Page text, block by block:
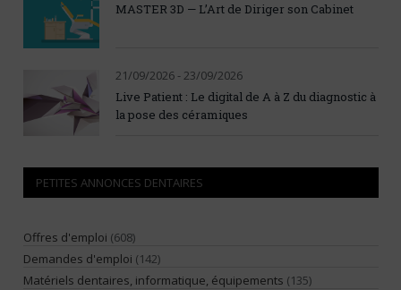
MASTER 3D — L’Art de Diriger son Cabinet
21/09/2026 - 23/09/2026
Live Patient : Le digital de A à Z du diagnostic à
la pose des céramiques
PETITES ANNONCES DENTAIRES
Offres d'emploi (608)
Demandes d'emploi (142)
Matériels dentaires, informatique, équipements (135)